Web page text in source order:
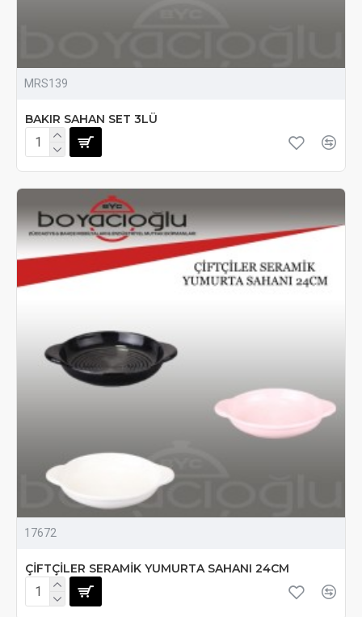
MRS139
BAKIR SAHAN SET 3LÜ
17672
ÇİFTÇİLER SERAMİK YUMURTA SAHANI 24CM